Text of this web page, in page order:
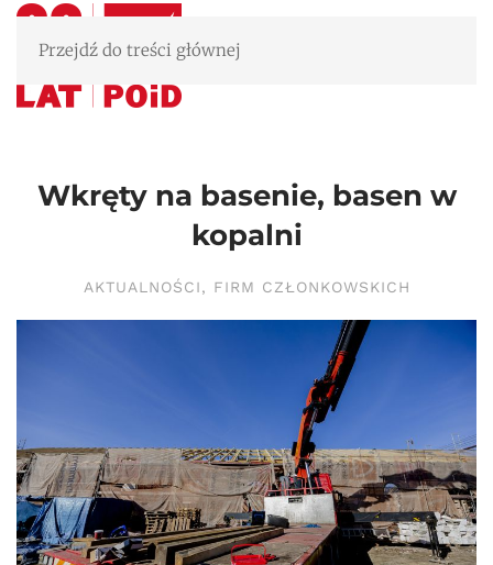
Przejdź do treści głównej
Wkręty na basenie, basen w
kopalni
AKTUALNOŚCI, FIRM CZŁONKOWSKICH